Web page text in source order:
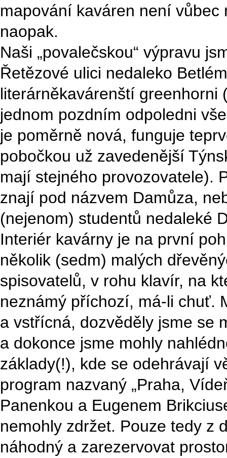
mapování kaváren není
naopak.
Naši „povalečskou“ výpravu
Řetězové ulici nedaleko
literárněkavárenští greenhorni
jednom pozdním odpoledni
je poměrně nová, funguje
pobočkou už zavedenější
mají stejného provozovatele).
znají pod názvem Damůza,
(nejenom) studentů nedaleké
Interiér kavárny je na první
několik (sedm) malých
spisovatelů, v rohu klavír, na
neznámý příchozí, má-li chuť.
a vstřícná, dozvěděly jsme se
a dokonce jsme mohly
základy(!), kde se odehrávají
program nazvaný „Praha,
Panenkou a Eugenem
nemohly zdržet. Pouze tedy z
náhodný a zarezervovat